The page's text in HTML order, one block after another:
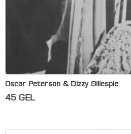
Oscar Peterson & Dizzy Gillespie
45 GEL